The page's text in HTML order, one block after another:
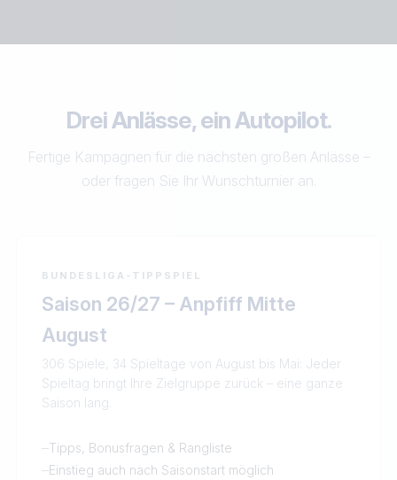
Drei Anlässe,ein Autopilot.
Fertige Kampagnen für die nächsten großen Anlässe –
oder fragen Sie Ihr Wunschturnier an.
BUNDESLIGA-TIPPSPIEL
Saison 26/27 – Anpfiff Mitte
August
306 Spiele, 34 Spieltage von August bis Mai: Jeder
Spieltag bringt Ihre Zielgruppe zurück – eine ganze
Saison lang.
–Tipps, Bonusfragen & Rangliste
–Einstieg auch nach Saisonstart möglich